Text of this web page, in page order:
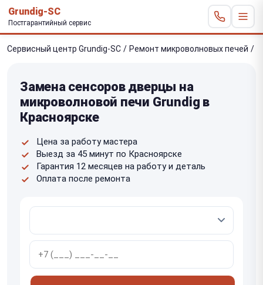
Grundig-SC
Постгарантийный сервис
Сервисный центр Grundig-SC / Ремонт микроволновых печей /
Замена сенсоров дверцы на
микроволновой печи Grundig в
Красноярске
Цена за работу мастера
Выезд за 45 минут по Красноярске
Гарантия 12 месяцев на работу и деталь
Оплата после ремонта